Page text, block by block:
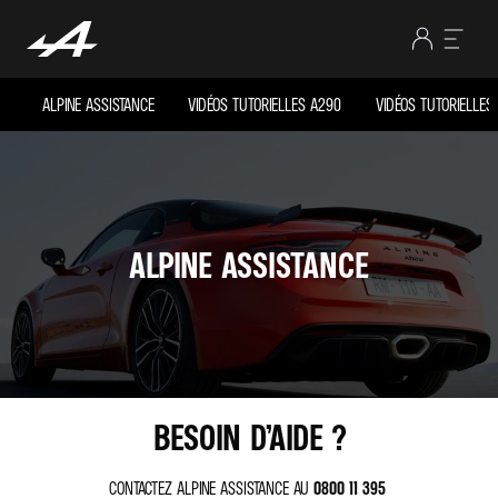
ALPINE ASSISTANCE VIDÉOS TUTORIELLES A290 VIDÉOS
ALPINE ASSISTANCE
BESOIN D’AIDE ?
CONTACTEZ ALPINE ASSISTANCE AU 0800 11 395